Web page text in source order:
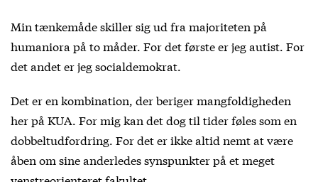
Min tænkemåde skiller sig ud fra majoriteten på
humaniora på to måder. For det første er jeg autist. For
det andet er jeg socialdemokrat.
Det er en kombination, der beriger mangfoldigheden
her på KUA. For mig kan det dog til tider føles som en
dobbeltudfordring. For det er ikke altid nemt at være
åben om sine anderledes synspunkter på et meget